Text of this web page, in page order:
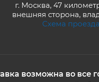
г. Москва, 47
внешняя сторона,
Схема проезда
возможна во все